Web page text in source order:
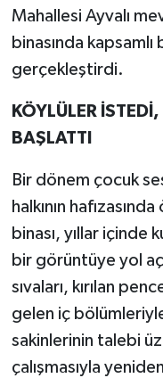
Mahallesi Ayvalı
binasında kapsamlı
gerçekleştirdi.
KÖYLÜLER
BAŞLATTI
Bir dönem çocuk
halkının
binası, yıllar içinde
bir görüntüye yol
sıvaları, kırılan
gelen iç
sakinlerinin talebi
çalışmasıyla